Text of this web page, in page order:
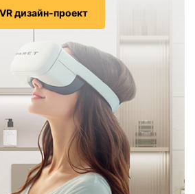
дизайн-проект